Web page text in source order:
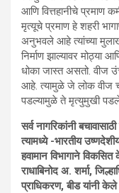
आणि वित्तहानीचे प्रमाण
मृत्यूचे प्रमाण हे शहरी
अनुभवले आहे त्यांच्या
निर्माण झाल्यावर
धोका जास्त असतो. वीज
आहे. त्यामुळे जे लोक वीज
पडल्यामुळे ते मृत्युमुखी
सर्व नागरिकांनी
त्यामध्ये -भारतीय
हवामान विभागाने
राधाबिनोद अ. शर्मा,
प्राधिकरण, बीड यांनी